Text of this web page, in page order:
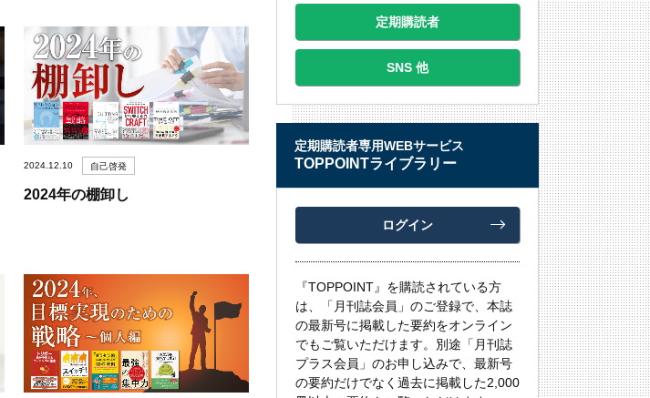
2024.12.10 自己啓発
2024年の棚卸し
定期購読者
SNS 他
定期購読者専用WEBサービス
TOPPOINTライブラリー
ログイン
『TOPPOINT』を購読されている方
は、「月刊誌会員」のご登録で、本誌
の最新号に掲載した要約をオンライン
でもご覧いただけます。別途「月刊誌
プラス会員」のお申し込みで、最新号
の要約だけでなく過去に掲載した2,000